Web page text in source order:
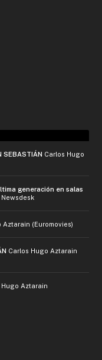
SEBASTIÁN Carlos Hugo
generación en salas
Newsdesk
Aztarain (Euromovies)
Carlos Hugo Aztarain
Hugo Aztarain